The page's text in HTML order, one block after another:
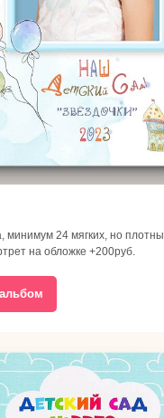
минимум 24 мягких, но
на обложке +200руб.